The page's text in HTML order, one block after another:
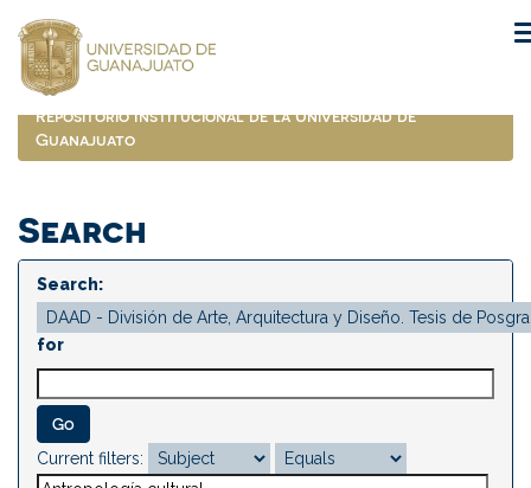
navigation
Repositorio Institucional de la Universidad de
Guanajuato
Search
Search:
for
Current filters: